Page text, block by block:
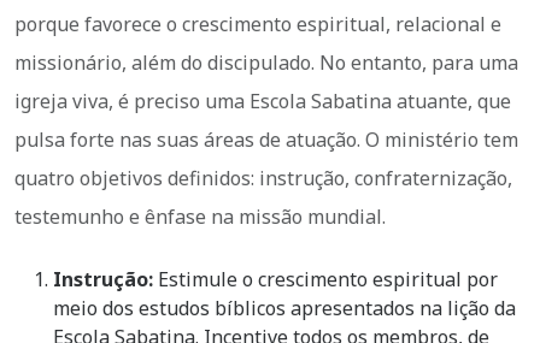
porque favorece o crescimento espiritual, relacional e
missionário, além do discipulado. No entanto, para uma
igreja viva, é preciso uma Escola Sabatina atuante, que
pulsa forte nas suas áreas de atuação. O ministério tem
quatro objetivos definidos: instrução, confraternização,
testemunho e ênfase na missão mundial.
Instrução: Estimule o crescimento espiritual por
meio dos estudos bíblicos apresentados na lição da
Escola Sabatina. Incentive todos os membros, de